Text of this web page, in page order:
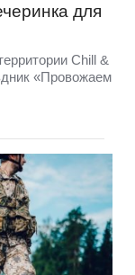
для
Chill &
«Провожаем